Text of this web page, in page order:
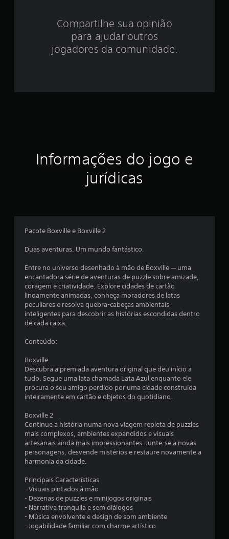
e
s
u
t
a
l
e
7
Compartilhe sua opinião
para ajudar outros
jogadores da comunidade.
Informações do jogo e
jurídicas
Pacote Boxville e Boxville 2
Duas aventuras. Um mundo fantástico.
Entre no universo desenhado à mão de Boxville — uma
encantadora série de aventuras de puzzle sobre amizade,
coragem e criatividade. Explore cidades de cartão
lindamente animadas, conheça moradores de latas
peculiares e resolva quebra-cabeças ambientais
inteligentes para descobrir as histórias escondidas dentro
de cada caixa.
Conteúdo:
Boxville
Descubra a premiada aventura original que deu início a
tudo. Segue uma lata chamada Lata Azul enquanto ele
procura o seu amigo perdido por uma cidade construída
inteiramente em cartão e objetos do quotidiano.
Boxville 2
Continue a história numa nova viagem repleta de puzzles
mais complexos, ambientes expandidos e visuais
artesanais ainda mais impressionantes. Junte-se a novas
personagens, desvende mistérios e restaure novamente a
harmonia da cidade.
Principais Características
- Visuais pintados à mão
- Dezenas de puzzles e minijogos originais
- Narrativa tranquila e sem diálogos
- Música envolvente e design de som ambiente
- Jogabilidade familiar com charme artístico